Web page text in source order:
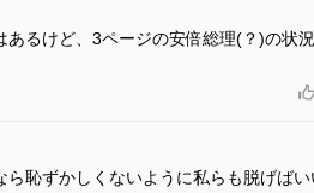
あるけど、3ページの安倍総理(？)の状況
ら恥ずかしくないように私らも脱げばい